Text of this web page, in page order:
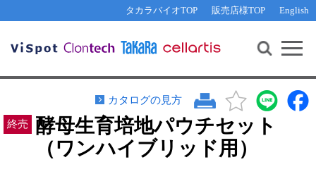
タカラバイオTOP 販売店様TOP English
機能解析・サイレンシング
核酸抽出・精製・標識
PCR・等温増幅
その他 ライセンスに関するご相談
遺伝子組換え生物該当製品
研究支援ツール
Cut-Site Navigator 制限酵素切断サイトの検索
In-Fusion Cloning プライマー設計
抗体検索サイト
お問い合わせ WEB会員登録
カタログの見方
酵母生育培地パウチセット
（ワンハイブリッド用）